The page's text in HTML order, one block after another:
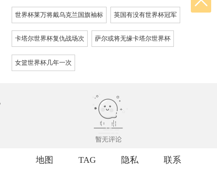
世界杯莱万将戴乌克兰国旗袖标 英国有没有世界杯冠军
卡塔尔世界杯复仇战场次 萨尔或将无缘卡塔尔世界杯
女篮世界杯几年一次
地图 TAG 隐私 联系